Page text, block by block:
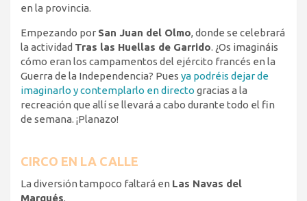
en la provincia.
Empezando por San Juan del Olmo, donde se celebrará
la actividad Tras las Huellas de Garrido. ¿Os imagináis
cómo eran los campamentos del ejército francés en la
Guerra de la Independencia? Pues ya podréis dejar de
imaginarlo y contemplarlo en directo gracias a la
recreación que allí se llevará a cabo durante todo el fin
de semana. ¡Planazo!
CIRCO EN LA CALLE
La diversión tampoco faltará en Las Navas del
Marqués.